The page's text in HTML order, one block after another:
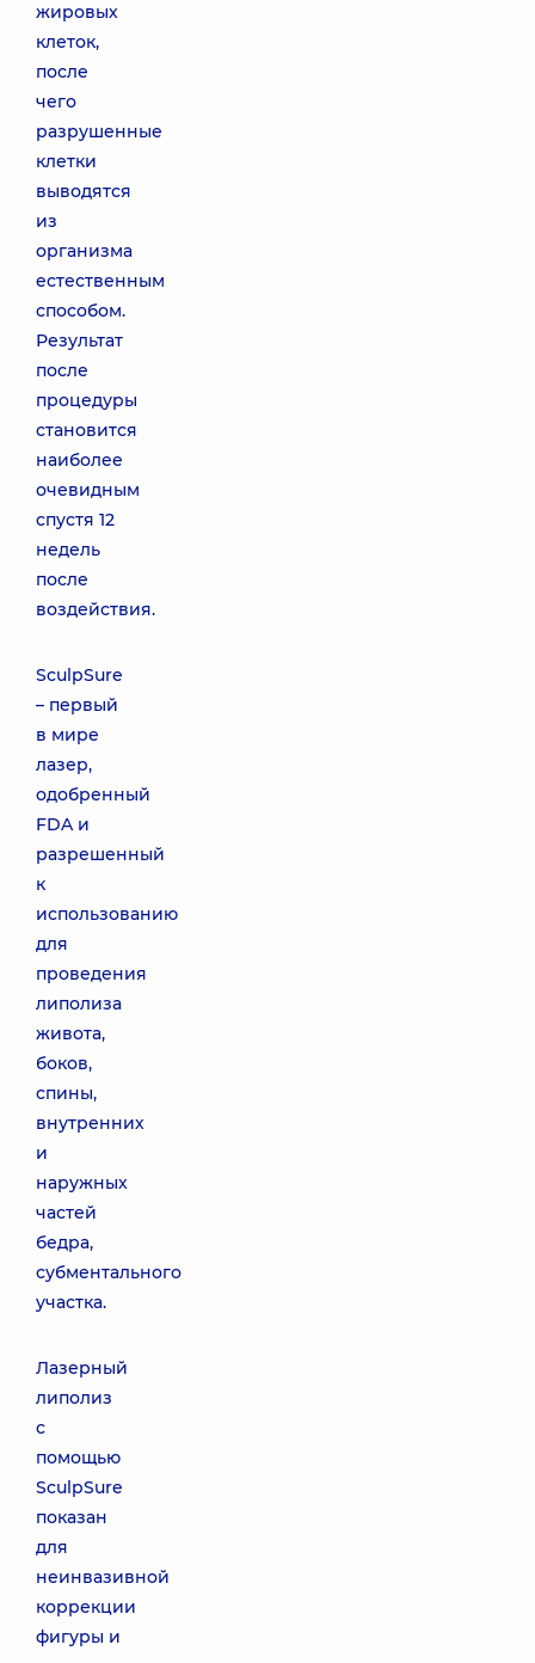
жировых
клеток,
после
чего
разрушенные
клетки
выводятся
из
организма
естественным
способом.
Результат
после
процедуры
становится
наиболее
очевидным
спустя 12
недель
после
воздействия.
SculpSure
– первый
в мире
лазер,
одобренный
FDA и
разрешенный
к
использованию
для
проведения
липолиза
живота,
боков,
спины,
внутренних
и
наружных
частей
бедра,
субментального
участка.
Лазерный
липолиз
с
помощью
SculpSure
показан
для
неинвазивной
коррекции
фигуры и